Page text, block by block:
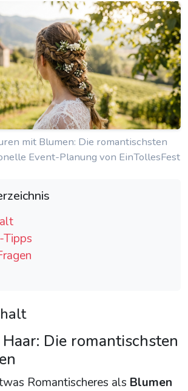
mit Blumen: Die romantischsten
Event-Planung von EinTollesFest
Tipps
Die romantischsten
Romantischeres als Blumen